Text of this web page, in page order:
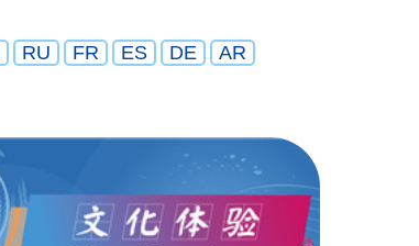
RU FR ES DE AR